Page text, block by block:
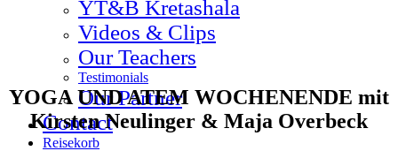
YT&B Kretashala
Videos & Clips
Our Teachers
Testimonials
Our Partner
Contact
Reisekorb
YOGA UND ATEM WOCHENENDE mit
Kirsten Neulinger & Maja Overbeck